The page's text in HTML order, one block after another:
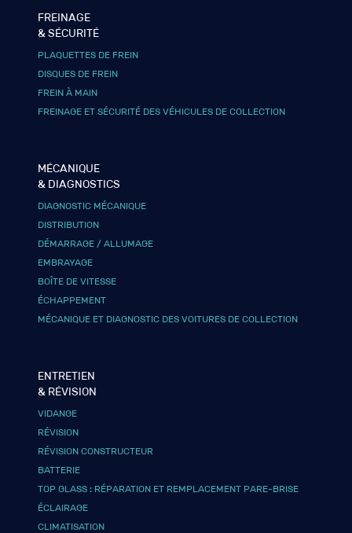
FREINAGE
& SÉCURITÉ
PLAQUETTES DE FREIN
DISQUES DE FREIN
FREIN À MAIN
FREINAGE ET SÉCURITÉ DES VÉHICULES DE COLLECTION
MÉCANIQUE
& DIAGNOSTICS
DIAGNOSTIC MÉCANIQUE
DISTRIBUTION
DÉMARRAGE / ALLUMAGE
EMBRAYAGE
BOÎTE DE VITESSE
ÉCHAPPEMENT
MÉCANIQUE ET DIAGNOSTIC DES VOITURES DE COLLECTION
ENTRETIEN
& RÉVISION
VIDANGE
RÉVISION
RÉVISION CONSTRUCTEUR
BATTERIE
TOP GLASS : RÉPARATION ET REMPLACEMENT PARE-BRISE
ÉCLAIRAGE
CLIMATISATION